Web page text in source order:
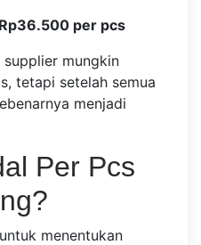
per pcs
mungkin
tetapi setelah semua
menjadi
Per Pcs
menentukan